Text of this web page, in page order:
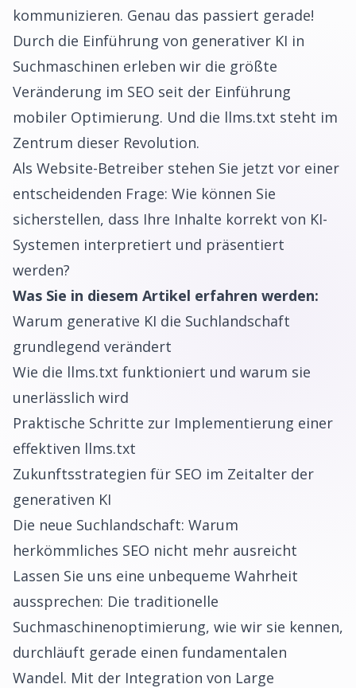
kommunizieren. Genau das passiert gerade!
Durch die Einführung von generativer KI in
Suchmaschinen erleben wir die größte
Veränderung im SEO seit der Einführung
mobiler Optimierung. Und die llms.txt steht im
Zentrum dieser Revolution.
Als Website-Betreiber stehen Sie jetzt vor einer
entscheidenden Frage: Wie können Sie
sicherstellen, dass Ihre Inhalte korrekt von KI-
Systemen interpretiert und präsentiert
werden?
Was Sie in diesem Artikel erfahren werden:
Warum generative KI die Suchlandschaft
grundlegend verändert
Wie die llms.txt funktioniert und warum sie
unerlässlich wird
Praktische Schritte zur Implementierung einer
effektiven llms.txt
Zukunftsstrategien für SEO im Zeitalter der
generativen KI
Die neue Suchlandschaft: Warum
herkömmliches SEO nicht mehr ausreicht
Lassen Sie uns eine unbequeme Wahrheit
aussprechen: Die traditionelle
Suchmaschinenoptimierung, wie wir sie kennen,
durchläuft gerade einen fundamentalen
Wandel. Mit der Integration von Large